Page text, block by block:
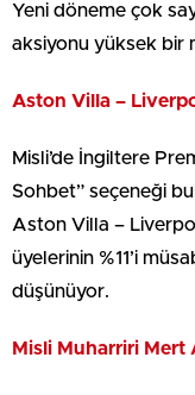
Yeni döneme çok
aksiyonu yüksek bir
Aston Villa –
Misli’de İngiltere
Sohbet” seçeneği
Aston Villa –
üyelerinin %11’i
düşünüyor.
Misli Muharriri Mert